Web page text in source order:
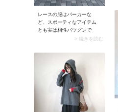
レースの服はパーカーな
ど、スポーティなアイテム
とも実は相性バツグンで
す。首元からレースブラウ
で、いつものパーカーがた
ちまちきれいめな印象に。
ここにホワイトのロングス
カートを合わせれば、上品
な大人カジュアルコーデが
完成します。
> 続きを読む